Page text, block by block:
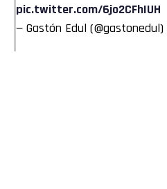
pic.twitter.com/6jo2CFhIUH
— Gastón Edul (@gastonedul)